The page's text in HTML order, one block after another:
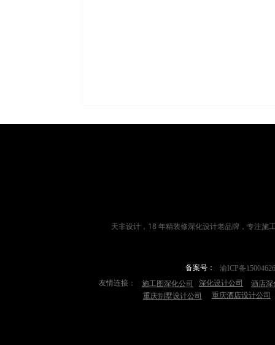
友情连接：
重庆别墅设计公司
天非设计，18 年精装修深化设计老品牌，专注施
重庆酒店设计公司
施工图深化公司
备案号：
深化设计公司
渝ICP备
酒店深